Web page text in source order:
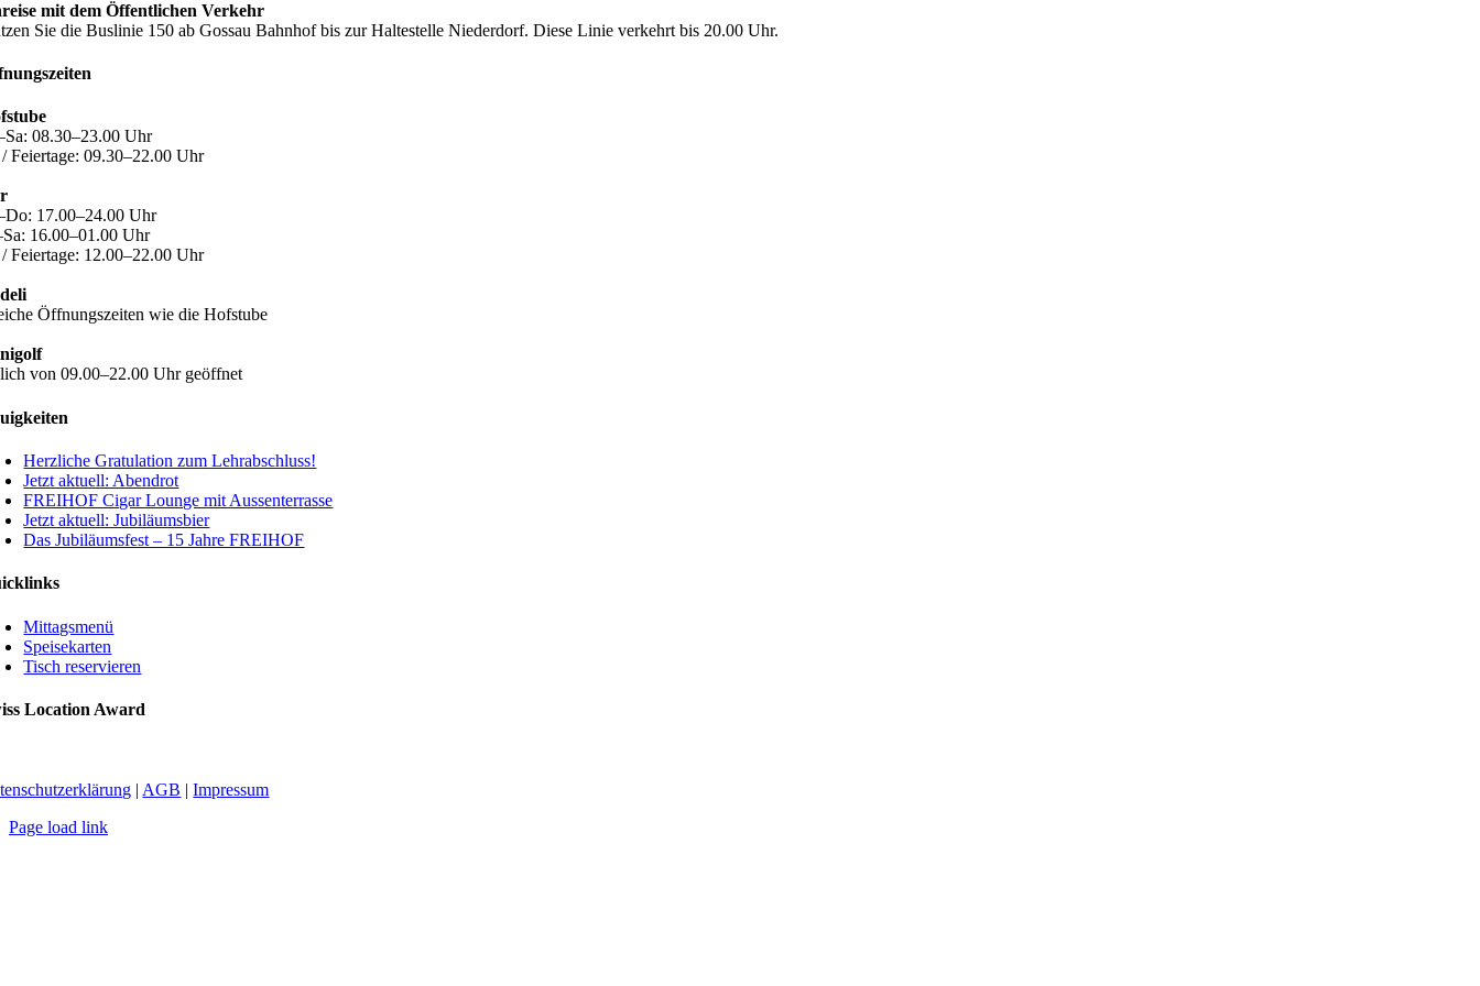
mit dem Öffentlichen Verkehr
Sie die Buslinie 150 ab Gossau Bahnhof bis zur Haltestelle Niederdorf. Diese Linie verkehrt bis 20.00 Uhr.
08.30–23.00 Uhr
Feiertage: 09.30–22.00 Uhr
17.00–24.00 Uhr
16.00–01.00 Uhr
Feiertage: 12.00–22.00 Uhr
Öffnungszeiten wie die Hofstube
von 09.00–22.00 Uhr geöffnet
Herzliche Gratulation zum Lehrabschluss!
Jetzt aktuell: Abendrot
FREIHOF Cigar Lounge mit Aussenterrasse
Jetzt aktuell: Jubiläumsbier
Das Jubiläumsfest – 15 Jahre FREIHOF
Mittagsmenü
Speisekarten
Tisch reservieren
Location Award
| AGB |Impressum
Page load link